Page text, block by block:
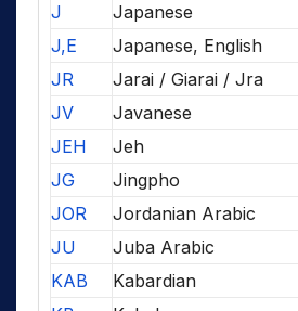
J
Japanese
J,E
Japanese, English
JR
Jarai / Giarai / Jra
JV
Javanese
JEH
Jeh
JG
Jingpho
JOR
Jordanian Arabic
JU
Juba Arabic
KAB
Kabardian